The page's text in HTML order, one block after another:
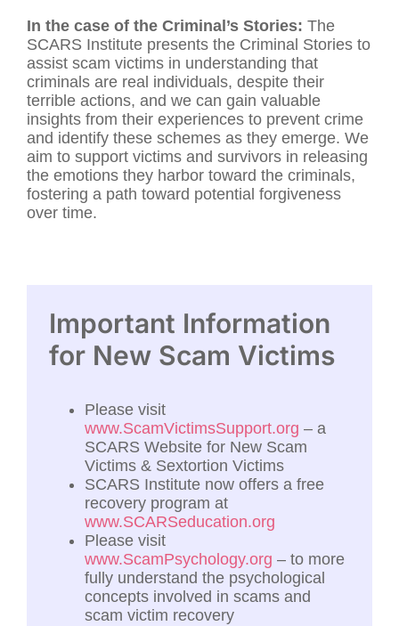
In the case of the Criminal’s Stories: The
SCARS Institute presents the Criminal Stories to
assist scam victims in understanding that
criminals are real individuals, despite their
terrible actions, and we can gain valuable
insights from their experiences to prevent crime
and identify these schemes as they emerge. We
aim to support victims and survivors in releasing
the emotions they harbor toward the criminals,
fostering a path toward potential forgiveness
over time.
Important Information
for New Scam Victims
Please visit
www.ScamVictimsSupport.org – a
SCARS Website for New Scam
Victims & Sextortion Victims
SCARS Institute now offers a free
recovery program at
www.SCARSeducation.org
Please visit
www.ScamPsychology.org – to more
fully understand the psychological
concepts involved in scams and
scam victim recovery